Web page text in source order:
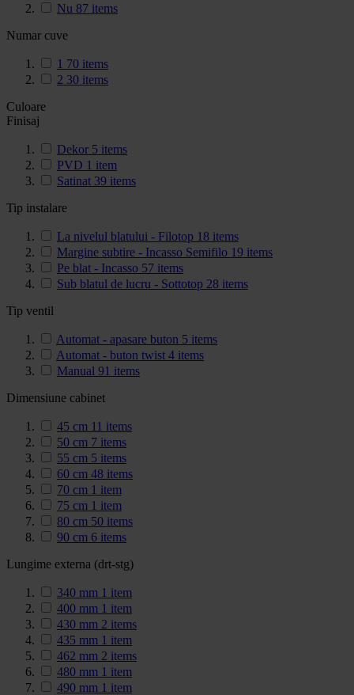
Nu 87 items
Numar cuve
1 70 items
2 30 items
Culoare
Finisaj
Dekor 5 items
PVD 1 item
Satinat 39 items
Tip instalare
La nivelul blatului - Filotop 18 items
Margine subtire - Incasso Semifilo 19 items
Pe blat - Incasso 57 items
Sub blatul de lucru - Sottotop 28 items
Tip ventil
Automat - apasare buton 5 items
Automat - buton twist 4 items
Manual 91 items
Dimensiune cabinet
45 cm 11 items
50 cm 7 items
55 cm 5 items
60 cm 48 items
70 cm 1 item
75 cm 1 item
80 cm 50 items
90 cm 6 items
Lungime externa (drt-stg)
340 mm 1 item
400 mm 1 item
430 mm 2 items
435 mm 1 item
462 mm 2 items
480 mm 1 item
490 mm 1 item